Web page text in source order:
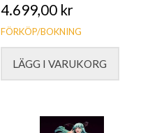
4.699,00 kr
FÖRKÖP/BOKNING
LÄGG I VARUKORG